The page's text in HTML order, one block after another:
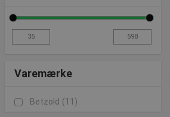
Varemærke
Betzold (11)